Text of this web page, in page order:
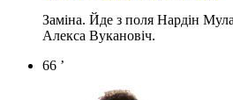
Заміна. Йде з поля Нардін
Алекса Вукановіч.
66 ’